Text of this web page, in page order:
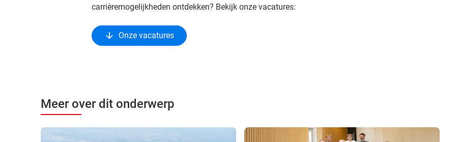
carrièremogelijkheden ontdekken? Bekijk onze vacatures:
Onze vacatures
Meer over dit onderwerp